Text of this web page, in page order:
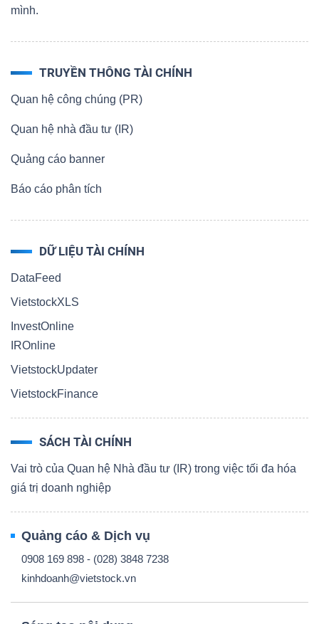
mình.
TRUYỀN THÔNG TÀI CHÍNH
Quan hệ công chúng (PR)
Quan hệ nhà đầu tư (IR)
Quảng cáo banner
Báo cáo phân tích
DỮ LIỆU TÀI CHÍNH
DataFeed
VietstockXLS
InvestOnline
IROnline
VietstockUpdater
VietstockFinance
SÁCH TÀI CHÍNH
Vai trò của Quan hệ Nhà đầu tư (IR) trong việc tối đa hóa
giá trị doanh nghiệp
Quảng cáo & Dịch vụ
0908 169 898 - (028) 3848 7238
kinhdoanh@vietstock.vn